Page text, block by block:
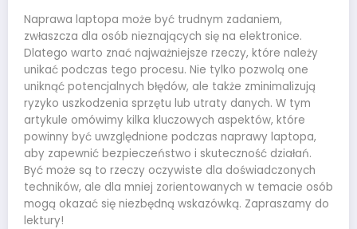
Naprawa laptopa może być trudnym zadaniem,
zwłaszcza dla osób nieznających się na elektronice.
Dlatego warto znać najważniejsze rzeczy, które należy
unikać podczas tego procesu. Nie tylko pozwolą one
uniknąć potencjalnych błędów, ale także zminimalizują
ryzyko uszkodzenia sprzętu lub utraty danych. W tym
artykule omówimy kilka kluczowych aspektów, które
powinny być uwzględnione podczas naprawy laptopa,
aby zapewnić bezpieczeństwo i skuteczność działań.
Być może są to rzeczy oczywiste dla doświadczonych
techników, ale dla mniej zorientowanych w temacie osób
mogą okazać się niezbędną wskazówką. Zapraszamy do
lektury!